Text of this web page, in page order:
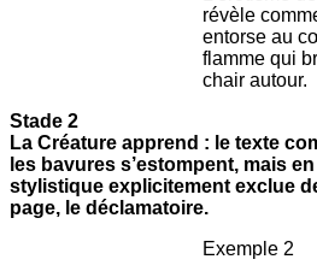
révèle
entorse au
flamme qui
chair autour.
Stade 2
La Créature apprend : le texte
les bavures s’estompent, mais
stylistique explicitement exclue
page, le déclamatoire.
Exemple 2